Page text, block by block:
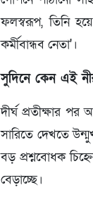
ফলস্বরূপ, তিনি
কর্মীবান্ধব নেতা'।
সুদিনে কেন এই
দীর্ঘ প্রতীক্ষার
সারিতে দেখতে
বড় প্রশ্নবোধক
বেড়াচ্ছে।